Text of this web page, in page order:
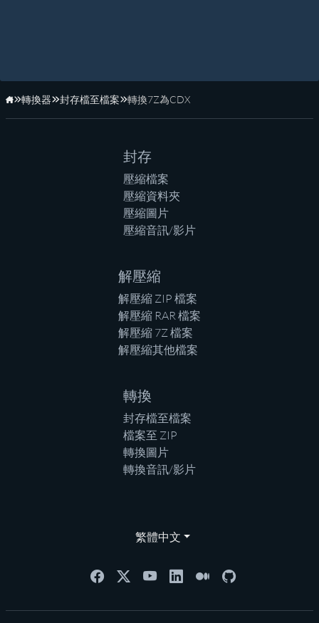
首頁
轉換器 封存檔至檔案 轉換7Z為CDX
封存
壓縮檔案
壓縮資料夾
壓縮圖片
壓縮音訊/影片
解壓縮
解壓縮 ZIP 檔案
解壓縮 RAR 檔案
解壓縮 7Z 檔案
解壓縮其他檔案
轉換
封存檔至檔案
檔案至 ZIP
轉換圖片
轉換音訊/影片
繁體中文